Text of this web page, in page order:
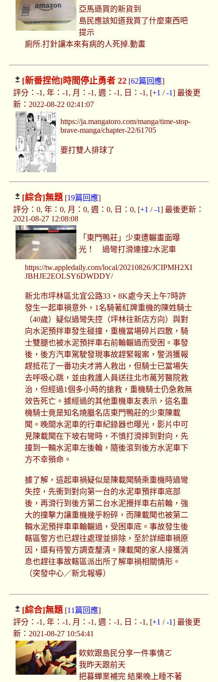
亞馬遜買的新貨到
島民應該知道我買了什麼東西吧
提示
廁所.打針讓本來有病的人死掉.動畫
[新番捏他]時間停止勇者 22[62篇回應]
評分：-1, 年：-1, 月：-1, 週：-1, 日：-1, [+1 /-1] 最後更
新：2022-08-22 02:41:07
https://ja.mangatoro.com/manga/time-stop-
brave-manga/chapter-22/61705
要打雙人排球了
[綜合]無題[19篇回應]
評分：0, 年：0, 月：0, 週：0, 日：0, [+1 /-1] 最後更新：
2021-08-27 12:08:08
「東門鴨莊」少東遭輾畫面曝
光！ 過彎打滑連撞2水泥車
https://tw.appledaily.com/local/20210826/JCIPMH2XI
JBHJE2EOLSY6DWDDY/
新北市坪林區北宜公路33‧8K處今天上午7時許
發生一起車禍意外，1名騎著紅牌重機的陳姓騎士
（40歲）疑似過彎失控（坪林往新店方向）與對
向水泥預拌車發生碰撞，重機當場碎片四散，騎
士雙腿也被水泥預拌車右前輪輾過而受困。事發
後，後方汽車駕駛發現事故趕緊報案，警消獲報
趕抵花了一番功夫才將人救出，但騎士已當場失
去呼吸心跳，並由救護人員送往北市萬芳醫院救
治，但經過1個多小時的搶救，重機騎士仍急救無
效告死亡。據經過的其他重機車友表示，這名重
機騎士竟是知名燒臘名店東門鴨莊的少東陳載
聞。晚間水泥車的行車紀錄器也曝光，影片中可
見陳載聞在下坡右彎時，不慎打滑摔到對向，先
撞到一輛水泥車左後輪，隨後滾到後方水泥車下
方不幸殞命。
據了解，這起車禍疑似是陳載聞騎乘重機時過彎
失控，先衝到對向第一台的水泥車預拌車底部
後，再滑行到後方第二台水泥攪拌車右前輪，強
大的撞擊力讓重機幾乎粉碎，而陳載聞也被第二
輛水泥預拌車車輪輾過，受困車底。事故發生後
轄區警方也已趕往處理並排除，至於詳細車禍原
因，還有待警方調查釐清。陳載聞的家人接獲消
息也趕往事故轄區派出所了解車禍相關情形。
（突發中心／新北報導）
[綜合]無題[11篇回應]
評分：-1, 年：-1, 月：-1, 週：-1, 日：-1, [+1 /-1] 最後更
新：2021-08-27 10:54:41
欸欸跟島民分享一件事情ㄛ
我昨天跟前天
把暮蟬業補完 結果晚上睡不著